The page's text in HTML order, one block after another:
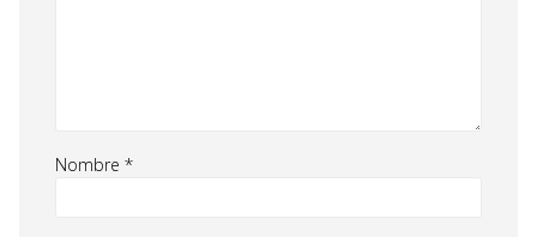
Nombre *